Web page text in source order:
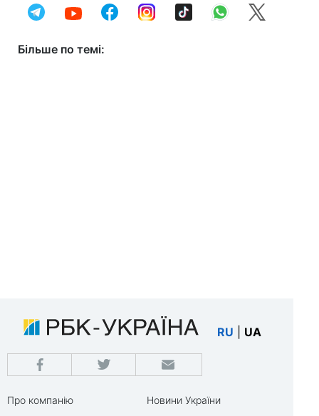
Більше по темі:
RU UA
Про компанію
Новини України